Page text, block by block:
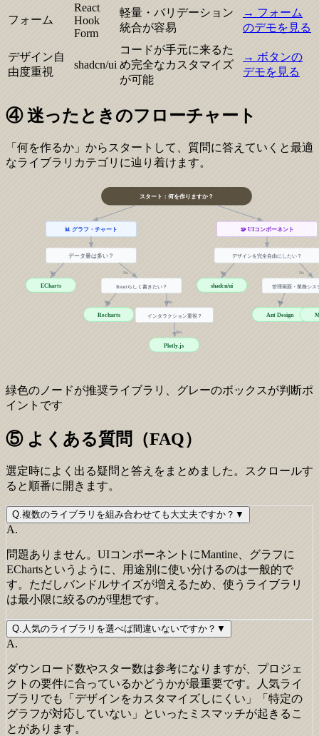
フォーム
React
Hook
Form
軽量・バリデーション
統合が容易
→ フォーム
のデモを見る
デザイン自
由度重視
shadcn/ui
コードが手元に来るた
め完全なカスタマイズ
が可能
→ ボタンの
デモを見る
④ 迷ったときのフローチャート
「何を作るか」からスタートして、質問に答えていくと最適
なライブラリカテゴリに辿り着けます。
スタート：何を作りますか？
📊 グラフ・チャート
データ量は多い？
Yes
ECharts
No
Reactらしく書きたい？
Yes
Recharts
No
インタラクション重視？
Yes
Plotly.js
🧩 UIコンポーネント
デザインを完全自由にしたい？
Yes
shadcn/ui
No
管理画面・業務シス
Yes
Ant Design
緑色のノードが推奨ライブラリ、グレーのボックスが判断ポ
イントです
⑤ よくある質問（FAQ）
選定時によく出る疑問と答えをまとめました。スクロールす
ると順番に開きます。
Q.複数のライブラリを組み合わせても大丈夫ですか？ ▼
A.
問題ありません。UIコンポーネントにMantine、グラフに
EChartsというように、用途別に使い分けるのは一般的で
す。ただしバンドルサイズが増えるため、使うライブラリ
は最小限に絞るのが理想です。
Q. 人気のライブラリを選べば間違いないですか？ ▼
A.
ダウンロード数やスター数は参考になりますが、プロジェ
クトの要件に合っているかどうかが最重要です。人気ライ
ブラリでも「デザインをカスタマイズしにくい」「特定の
グラフが対応していない」といったミスマッチが起きるこ
とがあります。